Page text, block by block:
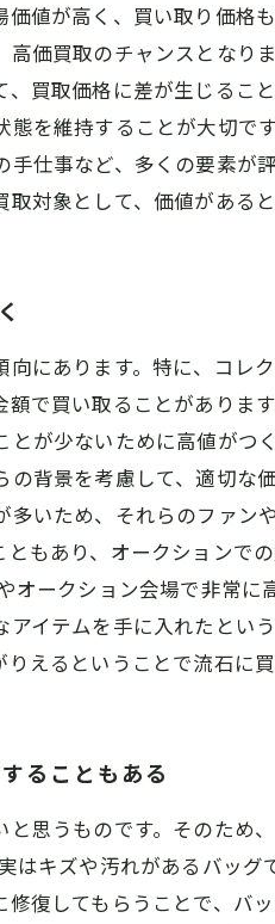
値が高く、買い取り価格
価買取のチャンスとなり
買取価格に差が生じるこ
を維持することが大切で
仕事など、多くの要素が
対象として、価値があると
にあります。特に、コレ
で買い取ることがありま
が少ないために高値がつ
背景を考慮して、適切な
いため、それらのファン
もあり、オークションで
ークション会場で非常
イテムを手に入れたとい
えるということで流石に
ることもある
思うものです。そのため
キズや汚れがあるバッ
復してもらうことで、バ